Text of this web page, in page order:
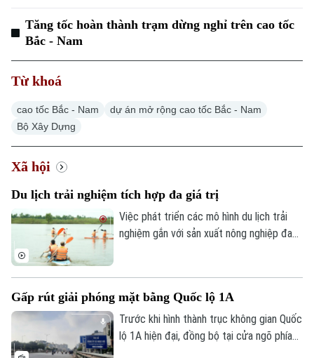
Tăng tốc hoàn thành trạm dừng nghỉ trên cao tốc
Bắc - Nam
Từ khoá
cao tốc Bắc - Nam
dự án mở rộng cao tốc Bắc - Nam
Bộ Xây Dựng
Xã hội
Du lịch trải nghiệm tích hợp đa giá trị
Việc phát triển các mô hình du lịch trải
nghiệm gắn với sản xuất nông nghiệp đang
tạo đà phát triển kinh tế nông thôn bền
vững.
Gấp rút giải phóng mặt bằng Quốc lộ 1A
Trước khi hình thành trục không gian Quốc
lộ 1A hiện đại, đồng bộ tại cửa ngõ phía